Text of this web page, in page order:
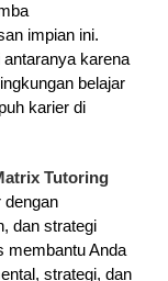
impian ini.
karena
belajar
karier di
Tutoring
dengan
dan strategi
membantu Anda
strategi, dan